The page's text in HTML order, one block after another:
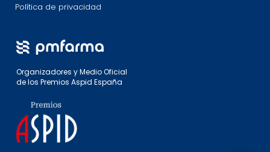
Política de privacidad
Organizadores y Medio Oficial
de los Premios Aspid España